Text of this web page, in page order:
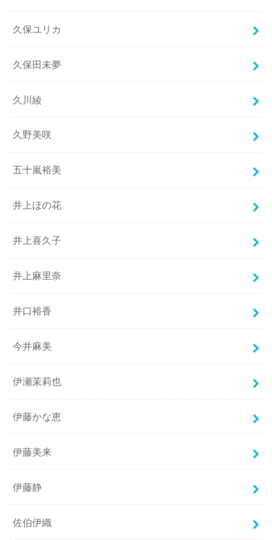
久保ユリカ
久保田未夢
久川綾
久野美咲
五十嵐裕美
井上ほの花
井上喜久子
井上麻里奈
井口裕香
今井麻美
伊瀬茉莉也
伊藤かな恵
伊藤美来
伊藤静
佐伯伊織